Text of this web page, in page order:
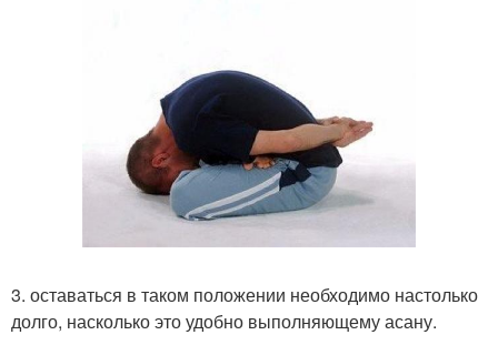
3. оставаться в таком положении необходимо настолько
долго, насколько это удобно выполняющему асану.